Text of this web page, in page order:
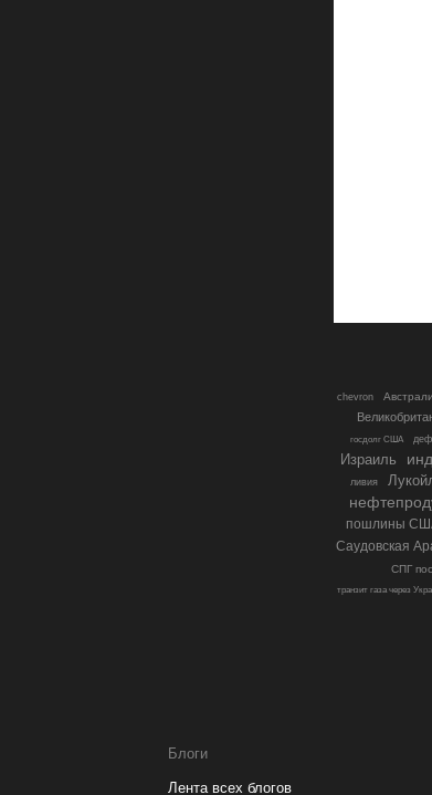
chevron
госдолг США
Израиль
ливия
пошлины
Саудовская
СПГ
транзит газа через
Блоги
Лента всех блогов